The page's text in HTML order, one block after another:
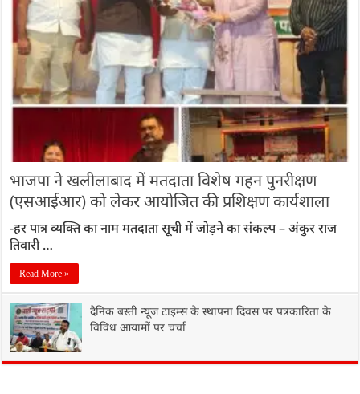
भाजपा ने खलीलाबाद में मतदाता विशेष गहन पुनरीक्षण
(एसआईआर) को लेकर आयोजित की प्रशिक्षण कार्यशाला
-हर पात्र व्यक्ति का नाम मतदाता सूची में जोड़ने का संकल्प – अंकुर राज
तिवारी …
Read More »
दैनिक बस्ती न्यूज टाइम्स के स्थापना दिवस पर पत्रकारिता के
विविध आयामों पर चर्चा